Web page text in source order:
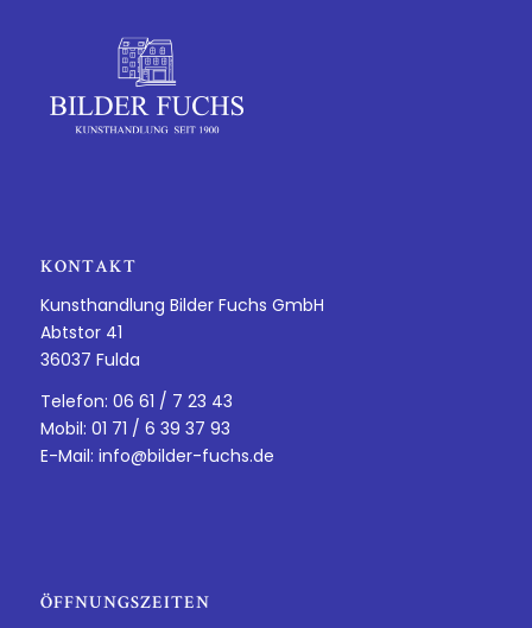
KONTAKT
Kunsthandlung Bilder Fuchs GmbH
Abtstor 41
36037 Fulda
Telefon: 06 61 / 7 23 43
Mobil: 01 71 / 6 39 37 93
E-Mail: info@bilder-fuchs.de
ÖFFNUNGSZEITEN